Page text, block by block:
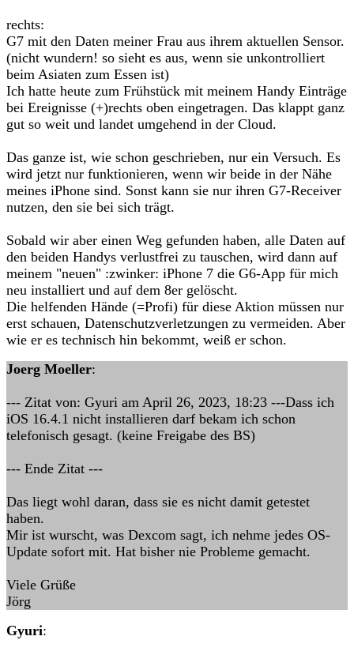
rechts:
G7 mit den Daten meiner Frau aus ihrem aktuellen Sensor.
(nicht wundern! so sieht es aus, wenn sie unkontrolliert
beim Asiaten zum Essen ist)
Ich hatte heute zum Frühstück mit meinem Handy Einträge
bei Ereignisse (+)rechts oben eingetragen. Das klappt ganz
gut so weit und landet umgehend in der Cloud.
Das ganze ist, wie schon geschrieben, nur ein Versuch. Es
wird jetzt nur funktionieren, wenn wir beide in der Nähe
meines iPhone sind. Sonst kann sie nur ihren G7-Receiver
nutzen, den sie bei sich trägt.
Sobald wir aber einen Weg gefunden haben, alle Daten auf
den beiden Handys verlustfrei zu tauschen, wird dann auf
meinem "neuen" :zwinker: iPhone 7 die G6-App für mich
neu installiert und auf dem 8er gelöscht.
Die helfenden Hände (=Profi) für diese Aktion müssen nur
erst schauen, Datenschutzverletzungen zu vermeiden. Aber
wie er es technisch hin bekommt, weiß er schon.
Joerg Moeller:
--- Zitat von: Gyuri am April 26, 2023, 18:23 ---Dass ich
iOS 16.4.1 nicht installieren darf bekam ich schon
telefonisch gesagt. (keine Freigabe des BS)
--- Ende Zitat ---
Das liegt wohl daran, dass sie es nicht damit getestet
haben.
Mir ist wurscht, was Dexcom sagt, ich nehme jedes OS-
Update sofort mit. Hat bisher nie Probleme gemacht.
Viele Grüße
Jörg
Gyuri: